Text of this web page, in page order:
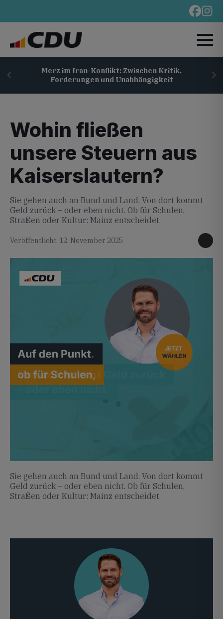
Merz im Iran-Konflikt: Zwischen Kritik,
Forderungen und Unabhängigkeit
Wohin fließen
unsere Steuern aus
Kaiserslautern?
Sie gehen auch an Bund und Land. Von dort kommt
Geld zurück – oder eben nicht. Ob für Schulen,
Straßen oder Kultur: Mainz entscheidet.
Veröffentlicht: 12. November 2025
Sie gehen auch an Bund und Land. Von dort kommt
Geld zurück – oder eben nicht. Ob für Schulen,
Straßen oder Kultur: Mainz entscheidet.